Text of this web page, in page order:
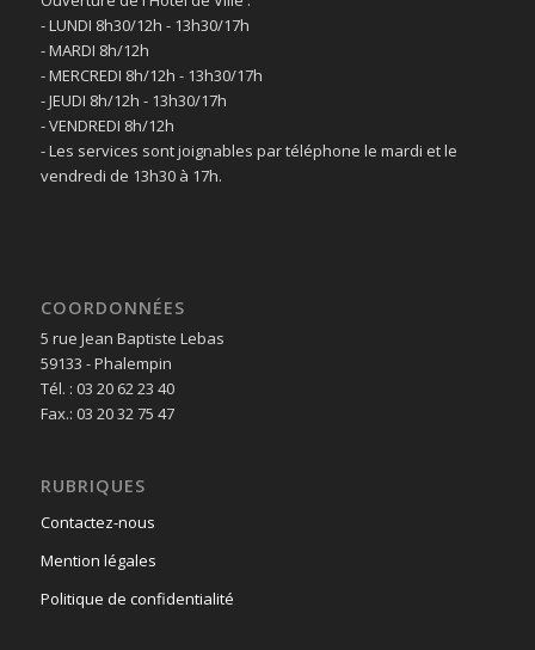
- LUNDI 8h30/12h - 13h30/17h
- MARDI 8h/12h
- MERCREDI 8h/12h - 13h30/17h
- JEUDI 8h/12h - 13h30/17h
- VENDREDI 8h/12h
- Les services sont joignables par téléphone le mardi et le
vendredi de 13h30 à 17h.
COORDONNÉES
5 rue Jean Baptiste Lebas
59133 - Phalempin
Tél. : 03 20 62 23 40
Fax.: 03 20 32 75 47
RUBRIQUES
Contactez-nous
Mention légales
Politique de confidentialité